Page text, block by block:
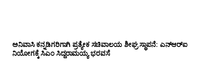
ಅನಿವಾಸಿ ಕನ್ನಡಿಗರಿಗಾಗಿ ಪ್ರತ್ಯೇಕ ಸಚಿವಾಲಯ ಶೀಘ್ರ ಸ್ಥಾಪನೆ: ಎನ್‌ಆರ್‌ಐ
ನಿಯೋಗಕ್ಕೆ ಸಿಎಂ ಸಿದ್ದರಾಮಯ್ಯ ಭರವಸೆ